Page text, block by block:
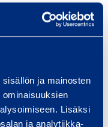
ja mainosten
Lisäksi
ja analytiikka-